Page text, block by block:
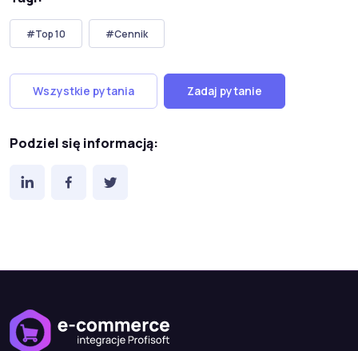
#Top 10 #Cennik
Wszystkie pytania Zadaj pytanie
Podziel się informacją: